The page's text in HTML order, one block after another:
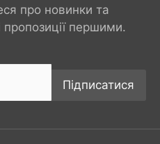
про новинки та
пропозиції першими.
Підписатися